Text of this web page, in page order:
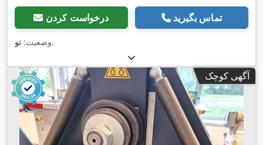
درخواست کردن تماس بگیرید
وضعیت: نو ,
آگهی کوچک